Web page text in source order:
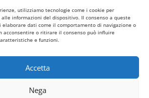
utilizziamo tecnologie come i cookie per
informazioni del dispositivo. Il consenso a queste
dati come il comportamento di navigazione o
acconsentire o ritirare il consenso può influire
e funzioni.
Accetta
Nega